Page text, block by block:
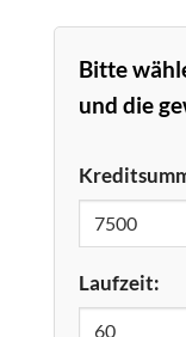
Bitte
und die
Laufzeit: